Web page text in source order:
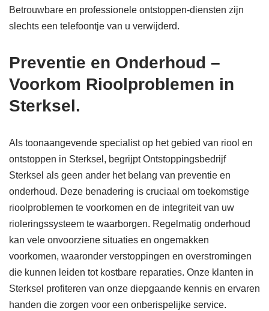
Betrouwbare en professionele ontstoppen-diensten zijn
slechts een telefoontje van u verwijderd.
Preventie en Onderhoud –
Voorkom Rioolproblemen in
Sterksel.
Als toonaangevende specialist op het gebied van riool en
ontstoppen in Sterksel, begrijpt Ontstoppingsbedrijf
Sterksel als geen ander het belang van preventie en
onderhoud. Deze benadering is cruciaal om toekomstige
rioolproblemen te voorkomen en de integriteit van uw
rioleringssysteem te waarborgen. Regelmatig onderhoud
kan vele onvoorziene situaties en ongemakken
voorkomen, waaronder verstoppingen en overstromingen
die kunnen leiden tot kostbare reparaties. Onze klanten in
Sterksel profiteren van onze diepgaande kennis en ervaren
handen die zorgen voor een onberispelijke service.